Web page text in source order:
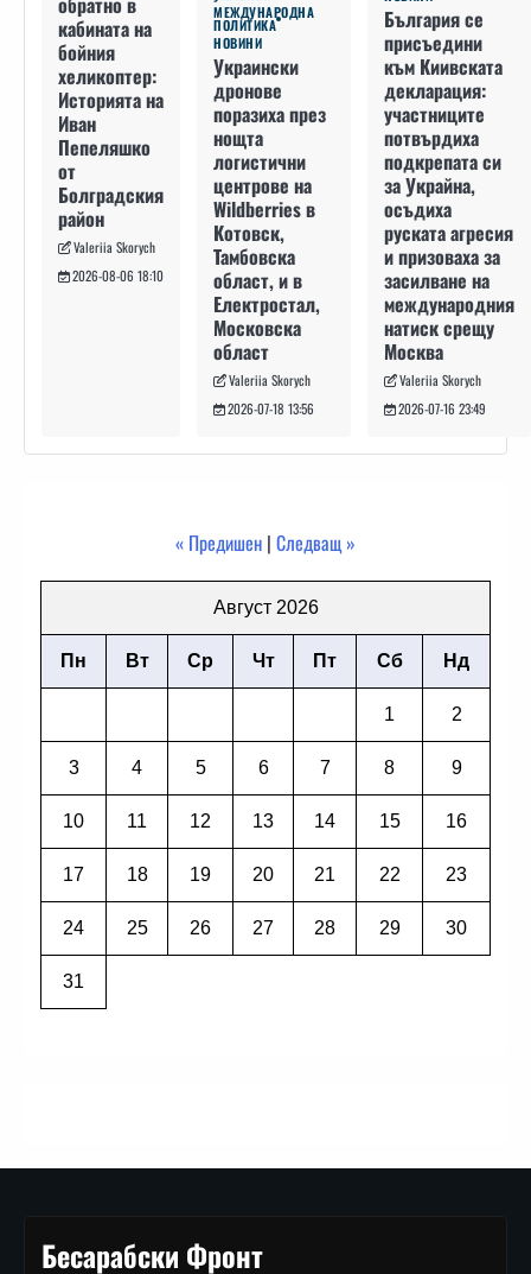
кабината на
бойния
хеликоптер:
Историята на
Иван
Пепеляшко
от
Болградския
район
Valeriia Skorych
2026-08-06 18:10
МЕЖДУНАРОДНА
ПОЛИТИКА
НОВИНИ
Украински
дронове
поразиха през
нощта
логистични
центрове на
Wildberries в
Котовск,
Тамбовска
област, и в
Електростал,
Московска
област
Valeriia Skorych
2026-07-18 13:56
България се
присъедини
към Киивската
декларация:
участниците
потвърдиха
подкрепата си
за Украйна,
осъдиха
руската агресия
и призоваха за
засилване на
международния
натиск срещу
Москва
Valeriia Skorych
2026-07-16 23:49
« Предишен | Следващ »
Август 2026
Пн Вт Ср Чт Пт Сб Нд
1 2
3 4 5 6 7 8 9
10 11 12 13 14 15 16
17 18 19 20 21 22 23
24 25 26 27 28 29 30
31
Бесарабски Фронт